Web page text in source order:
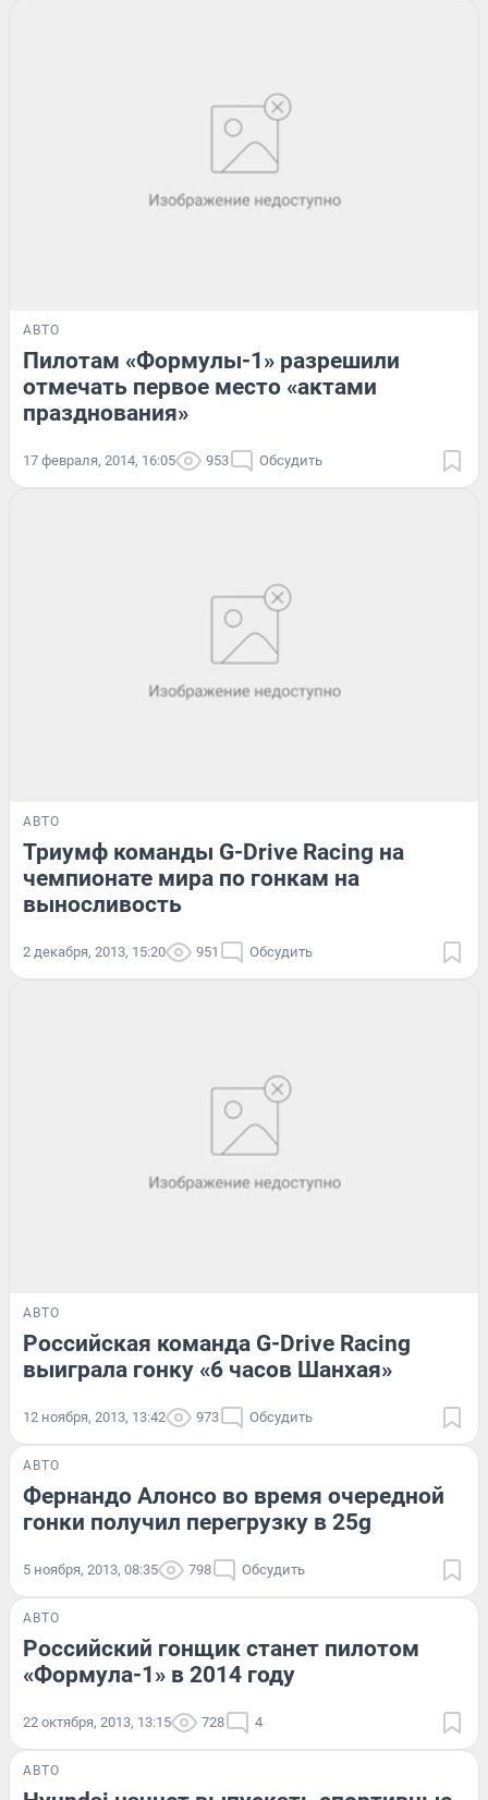
АВТО
Пилотам «Формулы-1» разрешили
отмечать первое место «актами
празднования»
17 февраля, 2014, 16:05 953 Обсудить
АВТО
Триумф команды G-Drive Racing на
чемпионате мира по гонкам на
выносливость
2 декабря, 2013, 15:20 951 Обсудить
АВТО
Российская команда G-Drive Racing
выиграла гонку «6 часов Шанхая»
12 ноября, 2013, 13:42 973 Обсудить
АВТО
Фернандо Алонсо во время очередной
гонки получил перегрузку в 25g
5 ноября, 2013, 08:35 798 Обсудить
АВТО
Российский гонщик станет пилотом
«Формула-1» в 2014 году
22 октября, 2013, 13:15 728 4
АВТО